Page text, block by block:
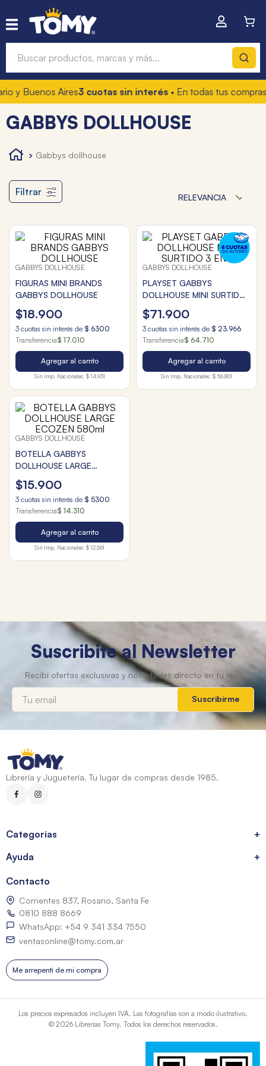
y Buenos Aires3 cuotas sin interés• En todas tus compras
GABBYS DOLLHOUSE
gabbys dollhouse
Filtrar RELEVANCIA
GABBYS DOLLHOUSE
FIGURAS MINI BRANDS
GABBYS DOLLHOUSE
$18.900
3 cuotas sin interés de $ 6300
Transferencia$ 17.010
Agregar al carrito
Sin Imp. Nacionales: $ 14.931
GABBYS DOLLHOUSE
PLAYSET GABBYS
DOLLHOUSE MINI SURTIDO
3 EN 1
$71.900
3 cuotas sin interés de $ 23.966
Transferencia$ 64.710
Agregar al carrito
Sin Imp. Nacionales: $ 56.801
GABBYS DOLLHOUSE
BOTELLA GABBYS
DOLLHOUSE LARGE
ECOZEN 580ml
$15.900
3 cuotas sin interés de $ 5300
Transferencia$ 14.310
Agregar al carrito
Sin Imp. Nacionales: $ 12.561
Suscribite al Newsletter
Suscribirme
Librería y Juguetería. Tu lugar de compras desde 1985.
Categorías
+
Ayuda
+
Contacto
Corrientes 837, Rosario, Santa Fe
0810 888 8669
WhatsApp: +54 9 341 334 7550
ventasonline@tomy.com.ar
Me arrepentí de mi compra
Los precios expresados incluyen IVA. Las fotografías son a modo ilustrativo.
© 2026 Librerías Tomy. Todos los derechos reservados.
Términos más buscados
1.
hot wheels
3.
marcadores